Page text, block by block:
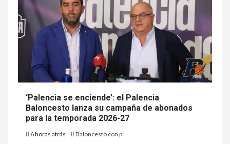
‘Palencia se enciende’: el Palencia
Baloncesto lanza su campaña de abonados
para la temporada 2026-27
6 horas atrás Baloncesto con p